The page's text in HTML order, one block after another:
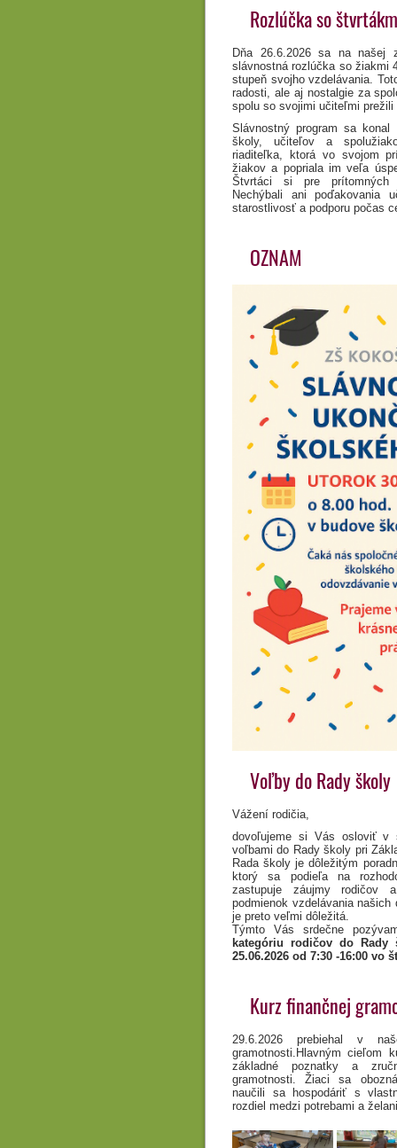
Rozlúčka so
Dňa 26.6.2026 sa na našej
slávnostná rozlúčka so žiakmi
stupeň svojho vzdelávania.
radosti, ale aj nostalgie za
spolu so svojimi učiteľmi
Slávnostný program sa
školy, učiteľov a
riaditeľka, ktorá vo svojom
žiakov a popriala im veľa
Štvrtáci si pre prítomných
Nechýbali ani poďakovania
starostlivosť a podporu počas
OZNAM
Voľby do Rady školy
Vážení rodičia,
dovoľujeme si Vás osloviť v
voľbami do Rady školy pri
Rada školy je dôležitým
ktorý sa podieľa na
zastupuje záujmy rodičov
podmienok vzdelávania
je preto veľmi dôležitá.
Týmto Vás srdečne
kategóriu rodičov do Rady
25.06.2026 od 7:30 -16:00 vo
Kurz finančnej
29.6.2026 prebiehal v
gramotnosti.Hlavným cieľom
základné poznatky a
gramotnosti. Žiaci sa
naučili sa hospodáriť s
rozdiel medzi potrebami a